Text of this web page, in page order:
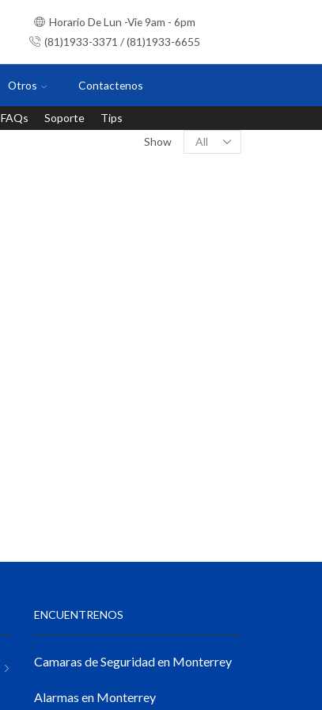
Horario De Lun -Vie 9am - 6pm
(81)1933-3371 / (81)1933-6655
Otros Contactenos
FAQs Soporte
Tips
Show
ENCUENTRENOS
Camaras de Seguridad en Monterrey
Alarmas en Monterrey